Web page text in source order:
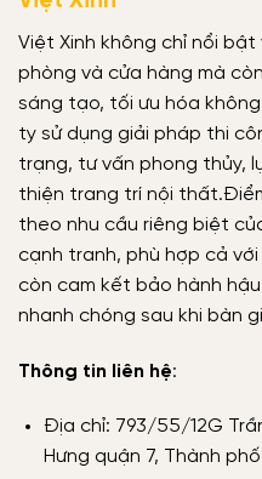
Việt Xinh không chỉ nổi
phòng và cửa hàng mà
sáng tạo, tối ưu hóa
ty sử dụng giải pháp thi
trạng, tư vấn phong thủy,
thiện trang trí nội
theo nhu cầu riêng biệt
cạnh tranh, phù hợp cả
còn cam kết bảo hành
nhanh chóng sau khi bàn
Thông tin liên hệ:
Địa chỉ: 793/55/12G
Hưng quận 7, Thành